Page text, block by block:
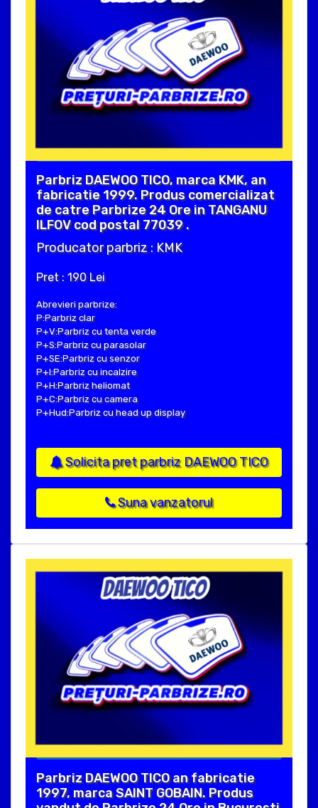
Parbriz DAEWOO TICO, marca KMK, an
fabricatie 1999. Produs comercializat
de catre Parbrize 24 Ore in TANGANU
ILFOV cod postal 77039 .
Producator parbriz : KMK
Pret : 190 Lei
Abrevieri parbrize:
P:Parbriz clar
P+V:Parbriz cu tenta verde
P+S:Parbriz cu parasolar
P+SE:Parbriz cu senzor
P+I:Parbriz cu incalzire
P+H:Parbriz heliomat
P+C:Parbriz cu camera
P+Hud:Parbriz cu head up display
Solicita pret parbriz DAEWOO TICO
Suna vanzatorul
Parbriz DAEWOO TICO an fabricatie
1997, marca SAINT GOBAIN. Produs